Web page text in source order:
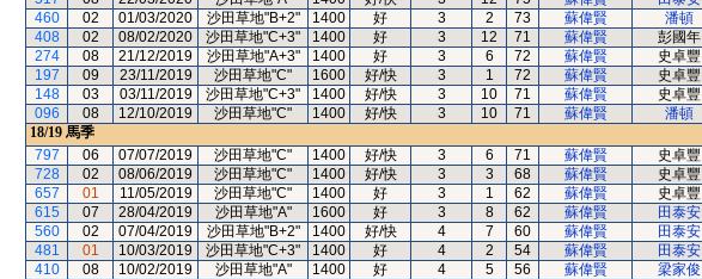
460
02 01/03/2020 沙田草地"B+2" 1400 好 3 2 73 蘇偉賢 潘頓
408
02 08/02/2020 沙田草地"C+3" 1400 好 3 12 71 蘇偉賢 彭國年
274
08 21/12/2019 沙田草地"A+3" 1400 好 3 6 72 蘇偉賢 史卓豐
197
09 23/11/2019 沙田草地"C" 1600 好/快 3 1 72 蘇偉賢 史卓豐
148
03 03/11/2019 沙田草地"C+3" 1400 好/快 3 10 71 蘇偉賢 史卓豐
096
08 12/10/2019 沙田草地"C" 1400 好/快 3 10 71 蘇偉賢 潘頓
18/19 馬季
797
06 07/07/2019 沙田草地"C" 1400 好/快 3 6 71 蘇偉賢 史卓豐
728
02 08/06/2019 沙田草地"C" 1400 好/快 3 3 68 蘇偉賢 史卓豐
657
01 11/05/2019 沙田草地"C" 1400 好 3 1 62 蘇偉賢 史卓豐
615
07 28/04/2019 沙田草地"A" 1600 好 3 8 62 蘇偉賢 田泰安
560
02 07/04/2019 沙田草地"B+2" 1400 好/快 4 7 60 蘇偉賢 田泰安
481
01 10/03/2019 沙田草地"C+3" 1400 好 4 2 54 蘇偉賢 田泰安
410
08 10/02/2019 沙田草地"A" 1400 好 4 5 56 蘇偉賢 梁家俊